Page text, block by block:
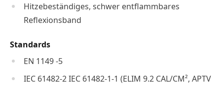
Hitzebeständiges, schwer entflammbares
Reflexionsband
Standards
EN 1149 -5
IEC 61482-2 IEC 61482-1-1 (ELIM 9.2 CAL/CM², APTV